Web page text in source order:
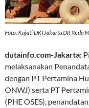
Foto: Kajati DKI Jakarta DR Reda
dutainfo.com-Jakarta:
melaksanakan
dengan PT Pertamina
ONWJ) serta PT
(PHE OSES),